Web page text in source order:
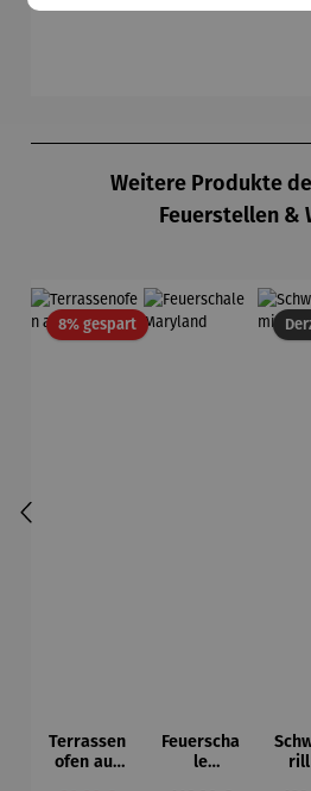
cm
Weitere Produkte
Feuerstellen &
8% gespartRabatt
Terrassen
ofen aus
Feuerscha
le